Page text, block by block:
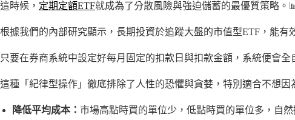
這時候， 定期定額ETF就成為了分散風險與強迫儲蓄的最優質策略。
根據我們的內部研究顯示，長期投資於追蹤大盤的市值型ETF，能有
只要在券商系統中設定好每月固定的扣款日與扣款金額，系統便會
這種「紀律型操作」徹底排除了人性的恐懼與貪婪，特別適合不想
降低平均成本： 市場高點時買的單位少，低點時買的單位多，自